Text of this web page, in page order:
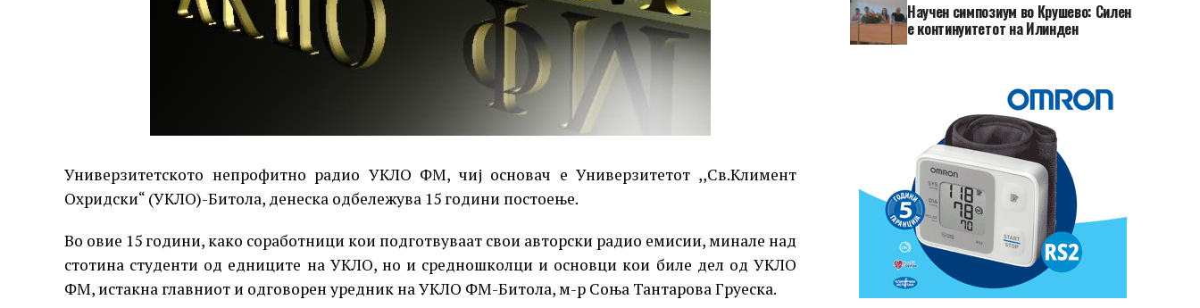
Универзитетското непрофитно радио УКЛО ФМ, чиј основач е Универзитетот ,,Св.Климент
Охридски“ (УКЛО)-Битола, денеска одбележува 15 години постоење.
Во овие 15 години, како соработници кои подготвуваат свои авторски радио емисии, минале над
стотина студенти од едниците на УКЛО, но и средношколци и основци кои биле дел од УКЛО
ФМ, истакна главниот и одговорен уредник на УКЛО ФМ-Битола, м-р Соња Тантарова Груеска.
Научен симпозиум во Крушево: Силен
е континуитетот на Илинден